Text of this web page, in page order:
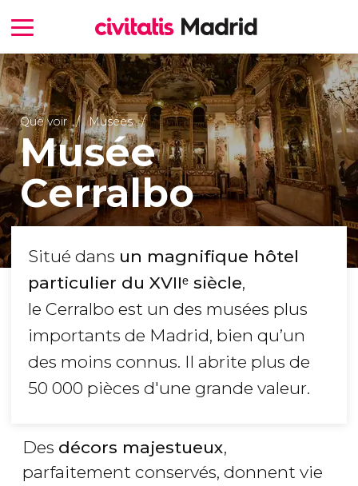
Que voir Musées
Musée
Cerralbo
Situé dans un magnifique hôtel
particulier du XVIIᵉ siècle,
le Cerralbo est un des musées plus
importants de Madrid, bien qu’un
des moins connus. Il abrite plus de
50 000 pièces d'une grande valeur.
Des décors majestueux,
parfaitement conservés, donnent vie